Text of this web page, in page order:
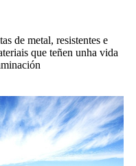
de metal, resistentes e
que teñen unha vida